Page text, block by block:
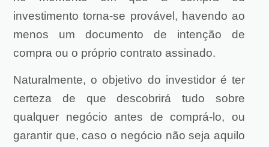
investimento torna-se provável, havendo ao
menos um documento de intenção de
compra ou o próprio contrato assinado.
Naturalmente, o objetivo do investidor é ter
certeza de que descobrirá tudo sobre
qualquer negócio antes de comprá-lo, ou
garantir que, caso o negócio não seja aquilo